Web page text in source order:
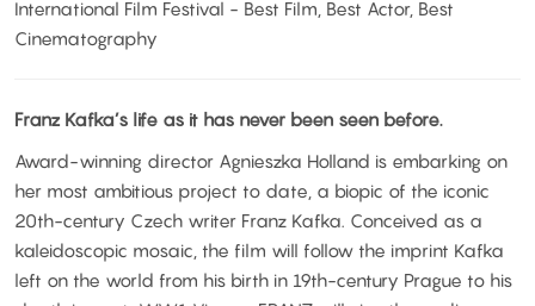
International Film Festival - Best Film, Best Actor, Best
Cinematography
Franz Kafka’s life as it has never been seen before.
Award-winning director Agnieszka Holland is embarking on
her most ambitious project to date, a biopic of the iconic
20th-century Czech writer Franz Kafka. Conceived as a
kaleidoscopic mosaic, the film will follow the imprint Kafka
left on the world from his birth in 19th-century Prague to his